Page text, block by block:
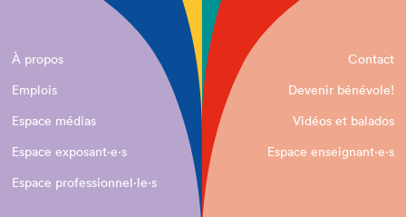
À propos
Contact
Emplois
Devenir bénévole!
Espace médias
Vidéos et balados
Espace exposant·e⋅s
Espace enseignant·e⋅s
Espace professionnel·le⋅s